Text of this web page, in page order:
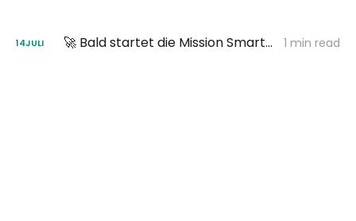
14JULI 🚀 Bald startet die Mission Smartonauten! 1 min read